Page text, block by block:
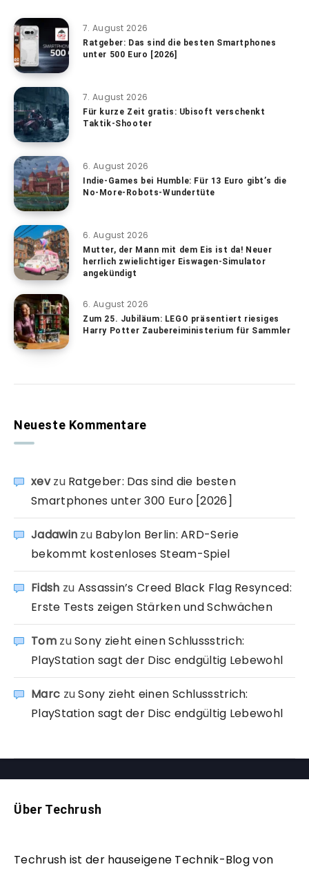
7. August 2026
Ratgeber: Das sind die besten Smartphones
unter 500 Euro [2026]
7. August 2026
Für kurze Zeit gratis: Ubisoft verschenkt
Taktik-Shooter
6. August 2026
Indie-Games bei Humble: Für 13 Euro gibt’s die
No-More-Robots-Wundertüte
6. August 2026
Mutter, der Mann mit dem Eis ist da! Neuer
herrlich zwielichtiger Eiswagen-Simulator
angekündigt
6. August 2026
Zum 25. Jubiläum: LEGO präsentiert riesiges
Harry Potter Zaubereiministerium für Sammler
Neueste Kommentare
xevzu Ratgeber: Das sind die besten
Smartphones unter 300 Euro [2026]
Jadawin zu Babylon Berlin: ARD-Serie
bekommt kostenloses Steam-Spiel
Fidsh zu Assassin’s Creed Black Flag Resynced:
Erste Tests zeigen Stärken und Schwächen
TomzuSony zieht einen Schlussstrich:
PlayStation sagt der Disc endgültig Lebewohl
Marc zuSony zieht einen Schlussstrich:
PlayStation sagt der Disc endgültig Lebewohl
Über Techrush
Techrush ist der hauseigene Technik-Blog von